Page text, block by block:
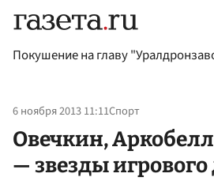
Покушение на главу
6 ноября 2013 11:11Спорт
Овечкин,
— звезды